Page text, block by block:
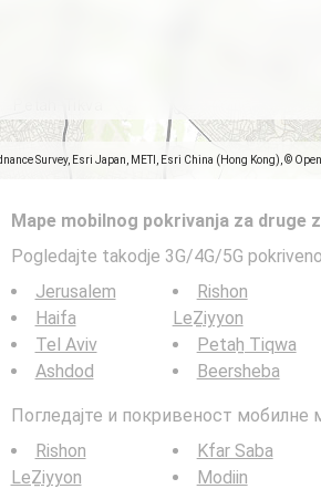
Survey, Esri Japan, METI, Esri China (Hong Kong), ©
Mape mobilnog pokrivanja za druge
Pogledajte takodje 3G/4G/5G
Jerusalem
Haifa
Tel Aviv
Ashdod
Rishon
LeẔiyyon
Petaẖ Tiqwa
Beersheba
Погледајте и покривеност мобилне
Rishon
LeẔiyyon
Kfar Saba
Modiin